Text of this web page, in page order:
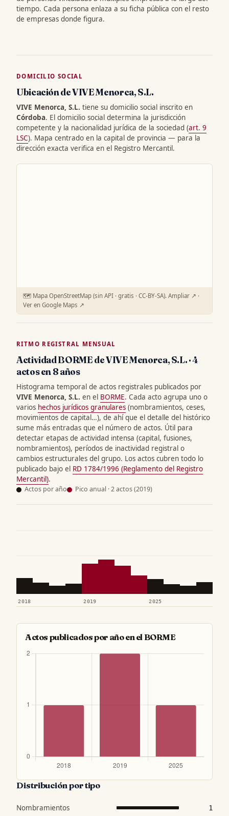
tiempo. Cada persona enlaza a su ficha pública con el resto
de empresas donde figura.
DOMICILIO SOCIAL
Ubicación de VIVE Menorca, S.L.
VIVE Menorca, S.L. tiene su domicilio social inscrito en
Córdoba. El domicilio social determina la jurisdicción
competente y la nacionalidad jurídica de la sociedad (art. 9
LSC). Mapa centrado en la capital de provincia — para la
dirección exacta verifica en el Registro Mercantil.
🗺️ Mapa OpenStreetMap (sin API · gratis · CC-BY-SA). Ampliar ↗ ·
Ver en Google Maps ↗
RITMO REGISTRAL MENSUAL
Actividad BORME de VIVE Menorca, S.L. · 4
actos en 8 años
Histograma temporal de actos registrales publicados por
VIVE Menorca, S.L. en el BORME. Cada acto agrupa uno o
varios hechos jurídicos granulares (nombramientos, ceses,
movimientos de capital…), de ahí que el detalle del histórico
sume más entradas que el número de actos. Útil para
detectar etapas de actividad intensa (capital, fusiones,
nombramientos), períodos de inactividad registral o
cambios estructurales del grupo. Los actos cubren todo lo
publicado bajo el RD 1784/1996 (Reglamento del Registro
Mercantil).
Actos por año Pico anual · 2 actos (2019)
2018 2019 2025
Actos publicados por año en el BORME
Distribución por tipo
Nombramientos 1